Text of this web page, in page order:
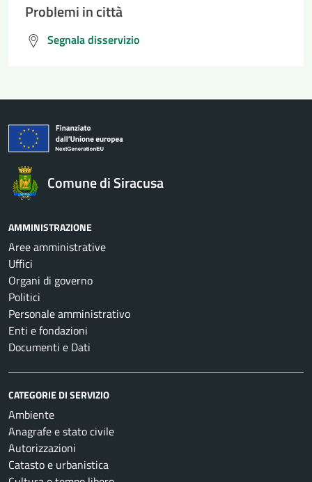
Problemi in città
Segnala disservizio
Comune di Siracusa
AMMINISTRAZIONE
Aree amministrative
Uffici
Organi di governo
Politici
Personale amministrativo
Enti e fondazioni
Documenti e Dati
CATEGORIE DI SERVIZIO
Ambiente
Anagrafe e stato civile
Autorizzazioni
Catasto e urbanistica